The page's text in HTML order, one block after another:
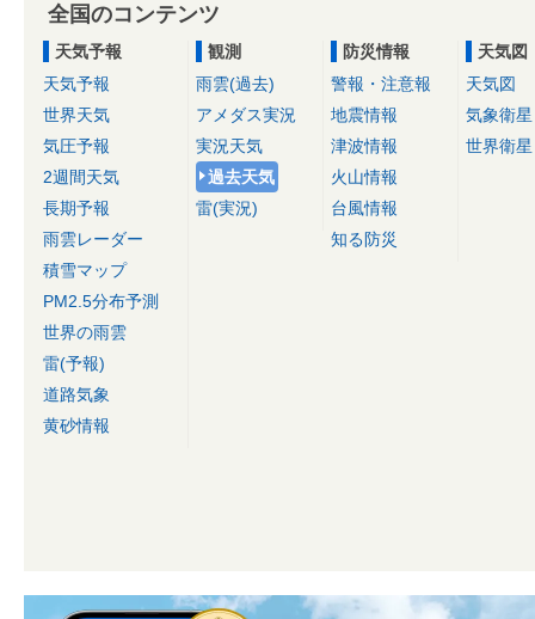
全国のコンテンツ
天気予報
天気予報
世界天気
気圧予報
2週間天気
長期予報
雨雲レーダー
積雪マップ
PM2.5分布予測
世界の雨雲
雷(予報)
道路気象
黄砂情報
観測
雨雲(過去)
アメダス実況
実況天気
過去天気
雷(実況)
防災情報
警報・注意報
地震情報
津波情報
火山情報
台風情報
知る防災
天気図
天気図
気象衛星
世界衛星